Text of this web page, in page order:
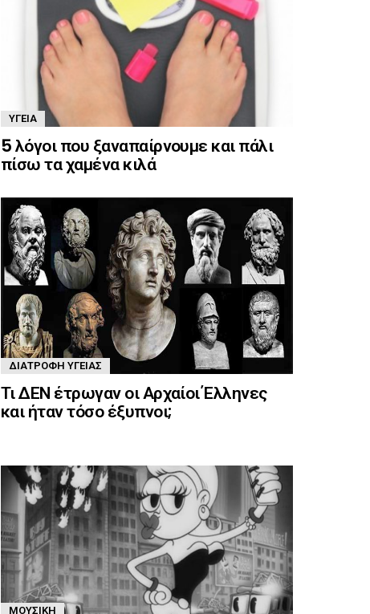
ΥΓΕΊΑ
5 λόγοι που ξαναπαίρνουμε και πάλι
πίσω τα χαμένα κιλά
ΔΙΑΤΡΟΦΉ ΥΓΕΊΑΣ
Τι ΔΕΝ έτρωγαν οι Αρχαίοι Έλληνες
και ήταν τόσο έξυπνοι;
ΜΟΥΣΙΚΉ